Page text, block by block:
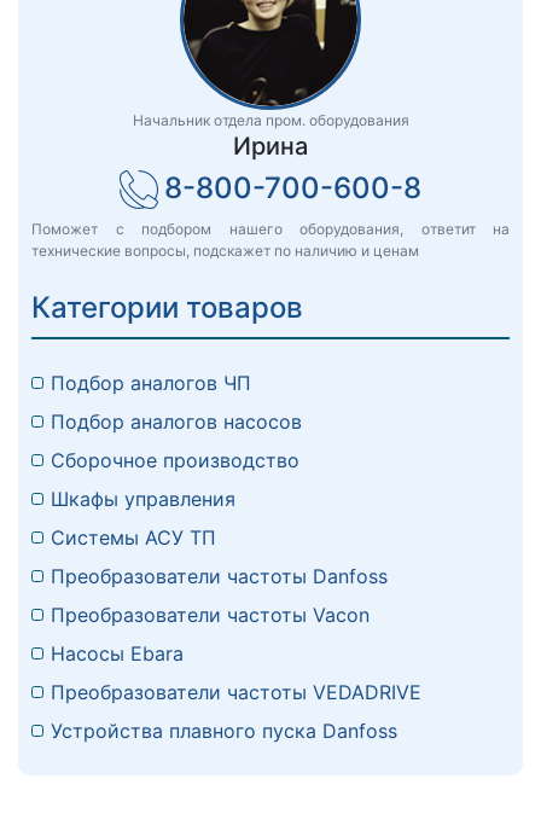
Начальник отдела пром. оборудования
Ирина
8-800-700-600-8
Поможет с подбором нашего оборудования, ответит на
технические вопросы, подскажет по наличию и ценам
Категории товаров
Подбор аналогов ЧП
Подбор аналогов насосов
Сборочное производство
Шкафы управления
Системы АСУ ТП
Преобразователи частоты Danfoss
Преобразователи частоты Vacon
Насосы Ebara
Преобразователи частоты VEDADRIVE
Устройства плавного пуска Danfoss